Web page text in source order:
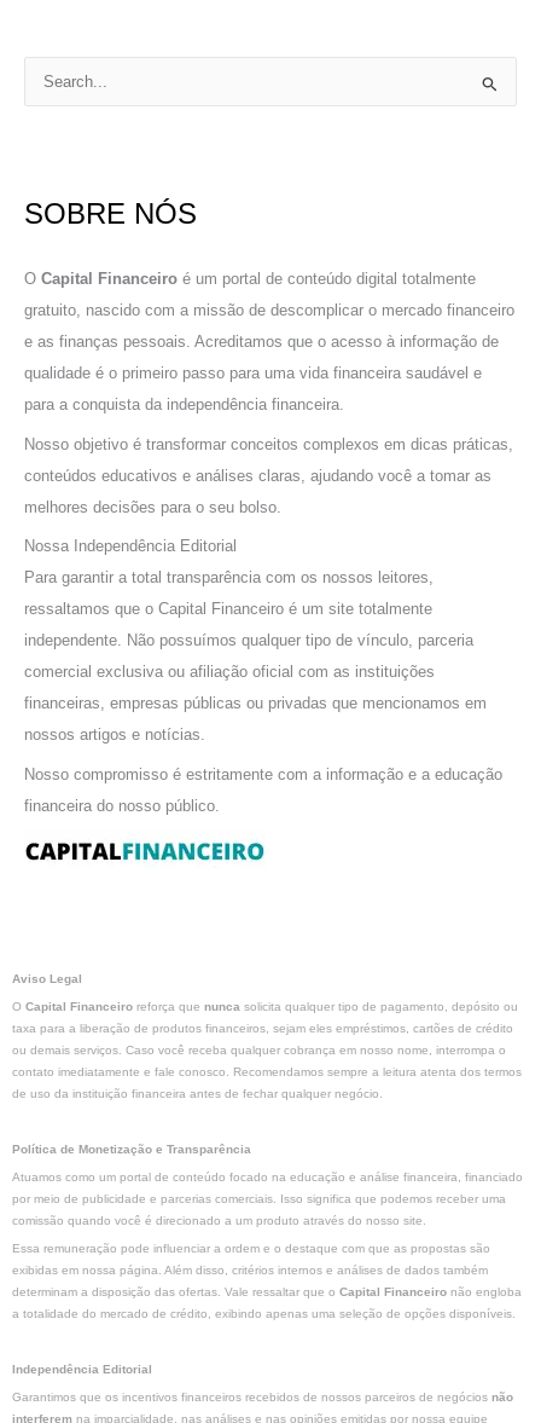
u
s
a
r
p
o
SOBRE NÓS
OCapital Financeiro é um portal de conteúdo digital totalmente
gratuito, nascido com a missão de descomplicar o mercado financeiro
e as finanças pessoais. Acreditamos que o acesso à informação de
qualidade é o primeiro passo para uma vida financeira saudável e
para a conquista da independência financeira.
Nosso objetivo é transformar conceitos complexos em dicas práticas,
conteúdos educativos e análises claras, ajudando você a tomar as
melhores decisões para o seu bolso.
Nossa Independência Editorial
Para garantir a total transparência com os nossos leitores,
ressaltamos que o Capital Financeiro é um site totalmente
independente. Não possuímos qualquer tipo de vínculo, parceria
comercial exclusiva ou afiliação oficial com as instituições
financeiras, empresas públicas ou privadas que mencionamos em
nossos artigos e notícias.
Nosso compromisso é estritamente com a informação e a educação
financeira do nosso público.
Aviso Legal
O Capital Financeiro reforça que nunca solicita qualquer tipo de pagamento, depósito ou
taxa para a liberação de produtos financeiros, sejam eles empréstimos, cartões de crédito
ou demais serviços. Caso você receba qualquer cobrança em nosso nome, interrompa o
contato imediatamente e fale conosco. Recomendamos sempre a leitura atenta dos termos
de uso da instituição financeira antes de fechar qualquer negócio.
Política de Monetização e Transparência
Atuamos como um portal de conteúdo focado na educação e análise financeira, financiado
por meio de publicidade e parcerias comerciais. Isso significa que podemos receber uma
comissão quando você é direcionado a um produto através do nosso site.
Essa remuneração pode influenciar a ordem e o destaque com que as propostas são
exibidas em nossa página. Além disso, critérios internos e análises de dados também
determinam a disposição das ofertas. Vale ressaltar que o Capital Financeiro não engloba
a totalidade do mercado de crédito, exibindo apenas uma seleção de opções disponíveis.
Independência Editorial
Garantimos que os incentivos financeiros recebidos de nossos parceiros de negócios não
interferem na imparcialidade, nas análises e nas opiniões emitidas por nossa equipe